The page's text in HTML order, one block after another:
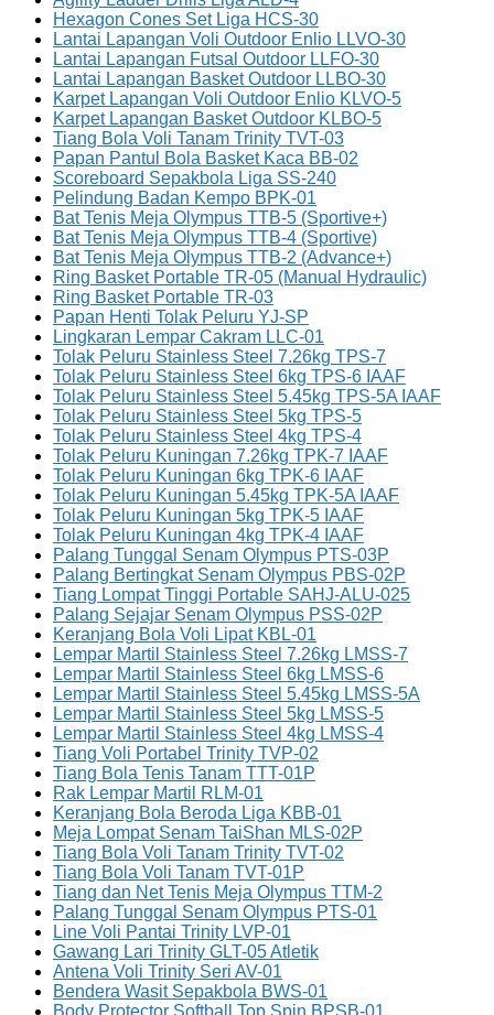
Hexagon Cones Set Liga HCS-30
Lantai Lapangan Voli Outdoor Enlio LLVO-30
Lantai Lapangan Futsal Outdoor LLFO-30
Lantai Lapangan Basket Outdoor LLBO-30
Karpet Lapangan Voli Outdoor Enlio KLVO-5
Karpet Lapangan Basket Outdoor KLBO-5
Tiang Bola Voli Tanam Trinity TVT-03
Papan Pantul Bola Basket Kaca BB-02
Scoreboard Sepakbola Liga SS-240
Pelindung Badan Kempo BPK-01
Bat Tenis Meja Olympus TTB-5 (Sportive+)
Bat Tenis Meja Olympus TTB-4 (Sportive)
Bat Tenis Meja Olympus TTB-2 (Advance+)
Ring Basket Portable TR-05 (Manual Hydraulic)
Ring Basket Portable TR-03
Papan Henti Tolak Peluru YJ-SP
Lingkaran Lempar Cakram LLC-01
Tolak Peluru Stainless Steel 7.26kg TPS-7
Tolak Peluru Stainless Steel 6kg TPS-6 IAAF
Tolak Peluru Stainless Steel 5.45kg TPS-5A IAAF
Tolak Peluru Stainless Steel 5kg TPS-5
Tolak Peluru Stainless Steel 4kg TPS-4
Tolak Peluru Kuningan 7.26kg TPK-7 IAAF
Tolak Peluru Kuningan 6kg TPK-6 IAAF
Tolak Peluru Kuningan 5.45kg TPK-5A IAAF
Tolak Peluru Kuningan 5kg TPK-5 IAAF
Tolak Peluru Kuningan 4kg TPK-4 IAAF
Palang Tunggal Senam Olympus PTS-03P
Palang Bertingkat Senam Olympus PBS-02P
Tiang Lompat Tinggi Portable SAHJ-ALU-025
Palang Sejajar Senam Olympus PSS-02P
Keranjang Bola Voli Lipat KBL-01
Lempar Martil Stainless Steel 7.26kg LMSS-7
Lempar Martil Stainless Steel 6kg LMSS-6
Lempar Martil Stainless Steel 5.45kg LMSS-5A
Lempar Martil Stainless Steel 5kg LMSS-5
Lempar Martil Stainless Steel 4kg LMSS-4
Tiang Voli Portabel Trinity TVP-02
Tiang Bola Tenis Tanam TTT-01P
Rak Lempar Martil RLM-01
Keranjang Bola Beroda Liga KBB-01
Meja Lompat Senam TaiShan MLS-02P
Tiang Bola Voli Tanam Trinity TVT-02
Tiang Bola Voli Tanam TVT-01P
Tiang dan Net Tenis Meja Olympus TTM-2
Palang Tunggal Senam Olympus PTS-01
Line Voli Pantai Trinity LVP-01
Gawang Lari Trinity GLT-05 Atletik
Antena Voli Trinity Seri AV-01
Bendera Wasit Sepakbola BWS-01
Body Protector Softball Top Spin BPSB-01